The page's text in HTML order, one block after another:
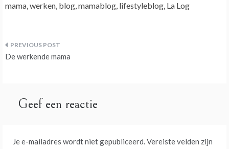
mama, werken, blog, mamablog, lifestyleblog, La Log
Bericht
De werkende mama
Geef een reactie
Je e-mailadres wordt niet gepubliceerd.Vereiste velden zijn